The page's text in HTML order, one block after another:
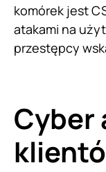
komórek jest
atakami na
przestępcy
Cyber